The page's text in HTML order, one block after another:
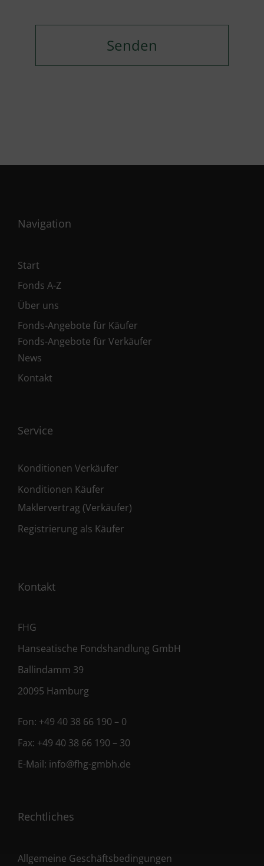
Navigation
Start
Fonds A-Z
Über uns
Fonds-Angebote für Käufer
Fonds-Angebote für Verkäufer
News
Kontakt
Service
Konditionen Verkäufer
Konditionen Käufer
Maklervertrag (Verkäufer)
Registrierung als Käufer
Kontakt
FHG
Hanseatische Fondshandlung GmbH
Ballindamm 39
20095 Hamburg
Fon: +49 40 38 66 190 – 0
Fax: +49 40 38 66 190 – 30
E-Mail: info@fhg-gmbh.de
Rechtliches
Allgemeine Geschäftsbedingungen